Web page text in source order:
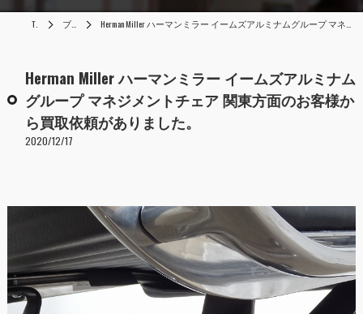
TOP ブログ Herman Miller ハーマンミラー イームズアルミナムグループ マネジメントチェア 関東方面のお客様から買取依頼がありました。
Herman Miller ハーマンミラー イームズアルミナム
グループ マネジメントチェア 関東方面のお客様か
ら買取依頼がありました。
2020/12/17